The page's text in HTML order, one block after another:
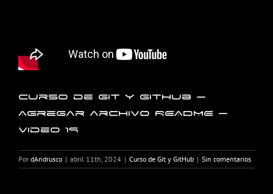
Curso de Git y GitHub –
Agregar archivo README –
Video 19
Por dAndrusco | abril 11th, 2024 | Curso de Git y GitHub | Sin comentarios